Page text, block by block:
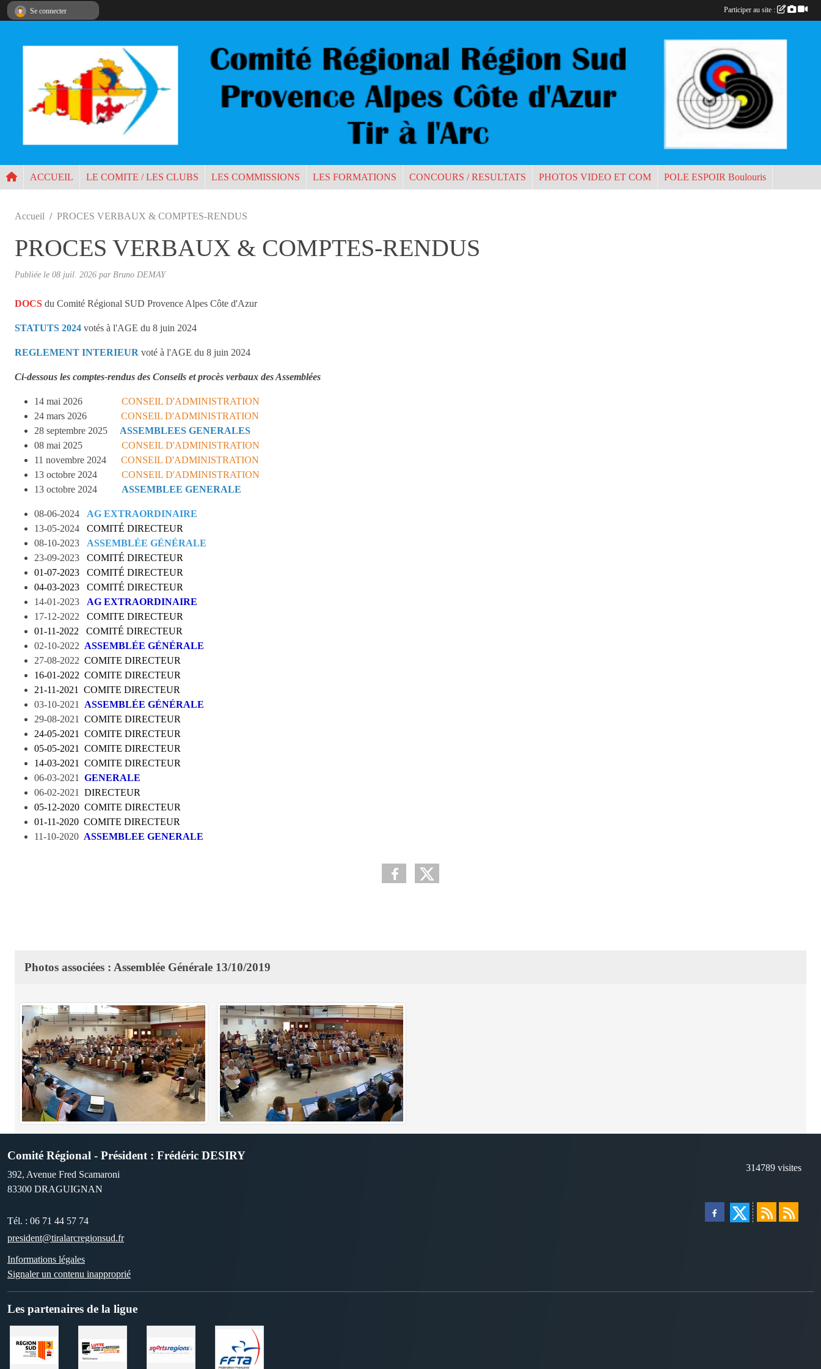
ACCUEIL LE COMITE / LES CLUBS LES COMMISSIONS LES FORMATIONS CONCOURS / RESULTATS PHOTOS VIDEO ET COM POLE ESPOIR Boulouris
Accueil PROCES VERBAUX & COMPTES-RENDUS
PROCES VERBAUX & COMPTES-RENDUS
Publiée le 08 juil. 2026 par Bruno DEMAY
DOCS du Comité Régional SUD Provence Alpes Côte d'Azur
STATUTS 2024 votés à l'AGE du 8 juin 2024
REGLEMENT INTERIEUR voté à l'AGE du 8 juin 2024
Ci-dessous les comptes-rendus des Conseils et procès verbaux des Assemblées
14 mai 2026 CONSEIL D'ADMINISTRATION
24 mars 2026 CONSEIL D'ADMINISTRATION
28 septembre 2025 ASSEMBLEES GENERALES
08 mai 2025 CONSEIL D'ADMINISTRATION
11 novembre 2024 CONSEIL D'ADMINISTRATION
13 octobre 2024 CONSEIL D'ADMINISTRATION
13 octobre 2024 ASSEMBLEE GENERALE
08-06-2024
AG EXTRAORDINAIRE
13-05-2024 COMITÉ DIRECTEUR
08-10-2023 ASSEMBLÉE GÉNÉRALE
23-09-2023 COMITÉ DIRECTEUR
01-07-2023 COMITÉ DIRECTEUR
04-03-2023 COMITÉ DIRECTEUR
14-01-2023 AG EXTRAORDINAIRE
17-12-2022 COMITE DIRECTEUR
01-11-2022 COMITÉ DIRECTEUR
02-10-2022 ASSEMBLÉE GÉNÉRALE
27-08-2022 COMITE DIRECTEUR
16-01-2022 COMITE DIRECTEUR
21-11-2021 COMITE DIRECTEUR
03-10-2021 ASSEMBLÉE GÉNÉRALE
29-08-2021 COMITE DIRECTEUR
24-05-2021 COMITE DIRECTEUR
05-05-2021 COMITE DIRECTEUR
14-03-2021 COMITE DIRECTEUR
06-03-2021 GENERALE
06-02-2021 DIRECTEUR
05-12-2020 COMITE DIRECTEUR
01-11-2020 COMITE DIRECTEUR
11-10-2020 ASSEMBLEE GENERALE
Photos associées : Assemblée Générale 13/10/2019
Comité Régional - Président : Frédéric DESIRY
392, Avenue Fred Scamaroni
83300 DRAGUIGNAN
Tél. : 06 71 44 57 74
president@tiralarcregionsud.fr
Informations légales
Signaler un contenu inapproprié
314789 visites
Les partenaires de la ligue
Se connecter Participer au site :
Panneau de gestion des cookies